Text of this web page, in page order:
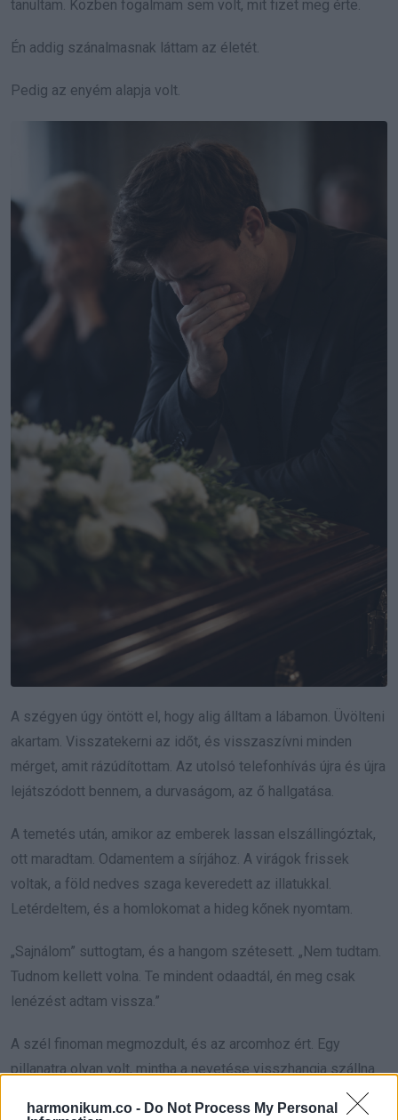
harmonikum.co - Do Not Process My Personal
tanultam. Közben fogalmam sem volt, mit fizet meg érte.
Én addig szánalmasnak láttam az életét.
Pedig az enyém alapja volt.
A szégyen úgy öntött el, hogy alig álltam a lábamon. Üvölteni
akartam. Visszatekerni az időt, és visszaszívni minden
mérget, amit rázúdítottam. Az utolsó telefonhívás újra és újra
lejátszódott bennem, a durvaságom, az ő hallgatása.
A temetés után, amikor az emberek lassan elszállingóztak,
ott maradtam. Odamentem a sírjához. A virágok frissek
voltak, a föld nedves szaga keveredett az illatukkal.
Letérdeltem, és a homlokomat a hideg kőnek nyomtam.
„Sajnálom” suttogtam, és a hangom szétesett. „Nem tudtam.
Tudnom kellett volna. Te mindent odaadtál, én meg csak
lenézést adtam vissza.”
A szél finoman megmozdult, és az arcomhoz ért. Egy
pillanatra olyan volt, mintha a nevetése visszhangja szállna
felém, ugyanaz, amit régen egyszerűnek és butácskának